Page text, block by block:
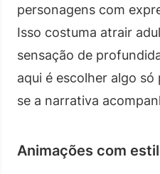
personagens com
Isso costuma atrair
sensação de
aqui é escolher algo só
se a narrativa
Animações com